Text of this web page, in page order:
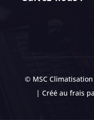
© MSC
| Créé au frais